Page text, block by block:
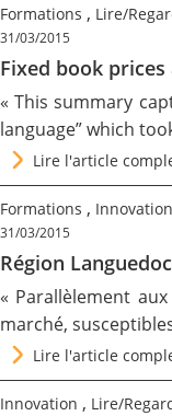
Tous les articles
Qui sommes
Contact
Nous suivre
Formations , Lire/
31/03/2015
Fixed book
« This summary
language” which
Lire l'article
Formations , Innovation
31/03/2015
Région
« Parallèlement
marché,
Lire l'article
Innovation , Lire/